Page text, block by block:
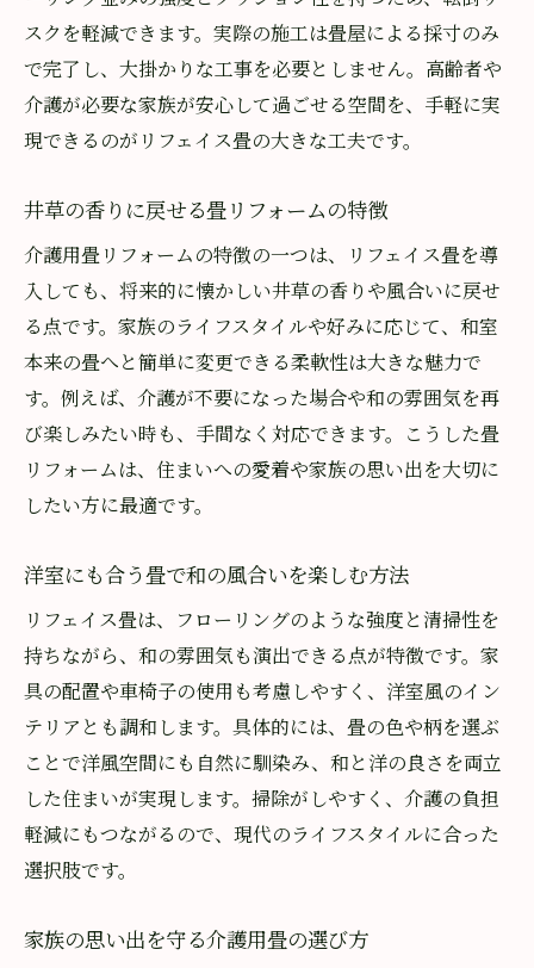
スクを軽減できます。実際の施工は畳屋による採寸のみ
で完了し、大掛かりな工事を必要としません。高齢者や
介護が必要な家族が安心して過ごせる空間を、手軽に実
現できるのがリフェイス畳の大きな工夫です。
井草の香りに戻せる畳リフォームの特徴
介護用畳リフォームの特徴の一つは、リフェイス畳を導
入しても、将来的に懐かしい井草の香りや風合いに戻せ
る点です。家族のライフスタイルや好みに応じて、和室
本来の畳へと簡単に変更できる柔軟性は大きな魅力で
す。例えば、介護が不要になった場合や和の雰囲気を再
び楽しみたい時も、手間なく対応できます。こうした畳
リフォームは、住まいへの愛着や家族の思い出を大切に
したい方に最適です。
洋室にも合う畳で和の風合いを楽しむ方法
リフェイス畳は、フローリングのような強度と清掃性を
持ちながら、和の雰囲気も演出できる点が特徴です。家
具の配置や車椅子の使用も考慮しやすく、洋室風のイン
テリアとも調和します。具体的には、畳の色や柄を選ぶ
ことで洋風空間にも自然に馴染み、和と洋の良さを両立
した住まいが実現します。掃除がしやすく、介護の負担
軽減にもつながるので、現代のライフスタイルに合った
選択肢です。
家族の思い出を守る介護用畳の選び方